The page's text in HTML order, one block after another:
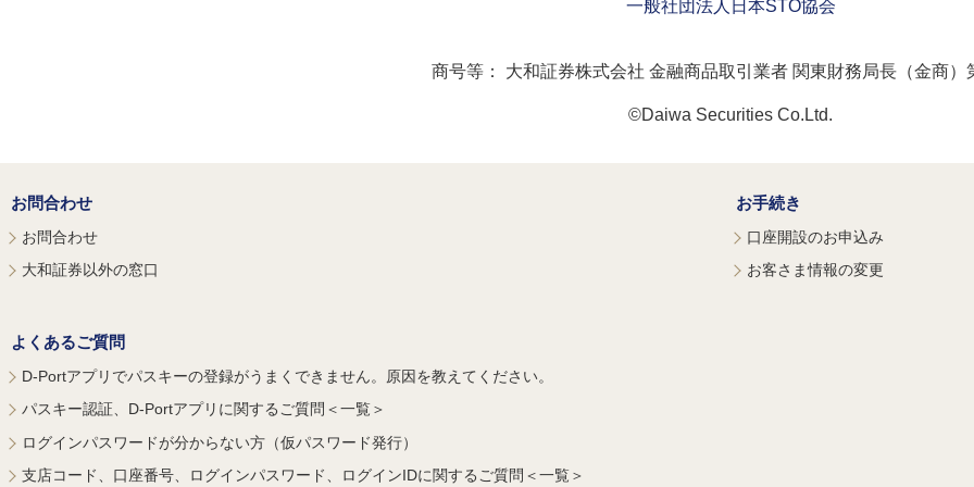
一般社団法人日本STO協会
商号等： 大和証券株式会社 金融商品取引業者 関東財務局長（金商）
©Daiwa Securities Co.Ltd.
お問合わせ
お問合わせ
大和証券以外の窓口
お手続き
口座開設のお申込み
お客さま情報の変更
よくあるご質問
D-Portアプリでパスキーの登録がうまくできません。原因を教えてください。
パスキー認証、D-Portアプリに関するご質問＜一覧＞
ログインパスワードが分からない方（仮パスワード発行）
支店コード、口座番号、ログインパスワード、ログインIDに関するご質問＜一覧＞